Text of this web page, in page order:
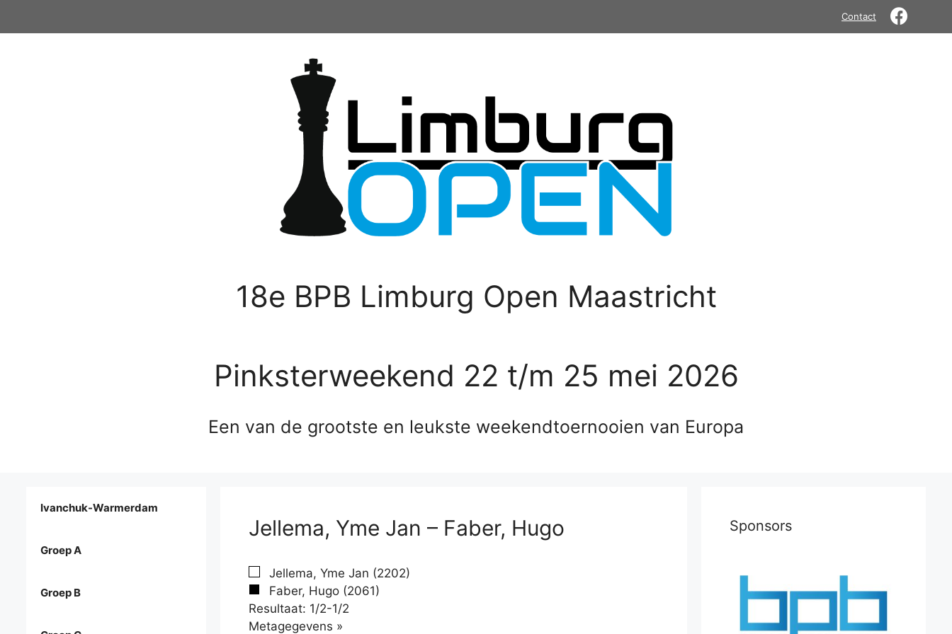
Contact
18e BPB Limburg Open Maastricht
Pinksterweekend 22 t/m 25 mei 2026
Een van de grootste en leukste weekendtoernooien van Europa
Jellema, Yme Jan – Faber, Hugo
Jellema, Yme Jan (2202)
Faber, Hugo (2061)
Resultaat: 1/2-1/2
Metagegevens »
Ivanchuk-Warmerdam
Groep A
Groep B
Sponsors